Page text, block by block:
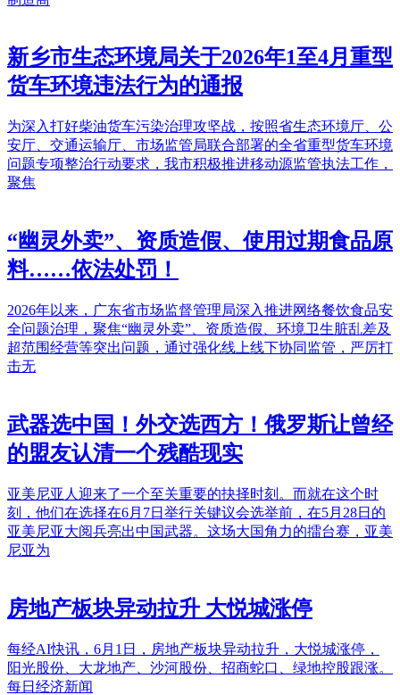
新乡市生态环境局关于2026年1至4月重型
货车环境违法行为的通报
为深入打好柴油货车污染治理攻坚战，按照省生态环境厅、公
安厅、交通运输厅、市场监管局联合部署的全省重型货车环境
问题专项整治行动要求，我市积极推进移动源监管执法工作，
聚焦
“幽灵外卖”、资质造假、使用过期食品原
料……依法处罚！
2026年以来，广东省市场监督管理局深入推进网络餐饮食品安
全问题治理，聚焦“幽灵外卖”、资质造假、环境卫生脏乱差及
超范围经营等突出问题，通过强化线上线下协同监管，严厉打
击无
武器选中国！外交选西方！俄罗斯让曾经
的盟友认清一个残酷现实
亚美尼亚人迎来了一个至关重要的抉择时刻。而就在这个时
刻，他们在选择在6月7日举行关键议会选举前，在5月28日的
亚美尼亚大阅兵亮出中国武器。这场大国角力的擂台赛，亚美
尼亚为
房地产板块异动拉升 大悦城涨停
每经AI快讯，6月1日，房地产板块异动拉升，大悦城涨停，
阳光股份、大龙地产、沙河股份、招商蛇口、绿地控股跟涨。
每日经济新闻